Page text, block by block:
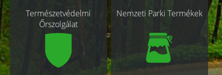
Természetvédelmi
Őrszolgálat
Nemzeti Parki Termékek